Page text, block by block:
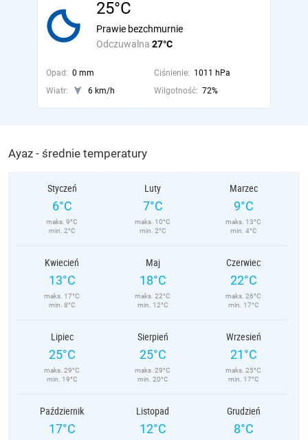
25°C
Odczuwalna 27°C
Prawie bezchmurnie
Opad: 0 mm Ciśnienie: 1011 hPa
Wiatr:
6 km/h Wilgotność: 72%
Ayaz - średnie temperatury
Styczeń
6°C
maks. 9°C
min. 2°C
Luty
7°C
maks. 10°C
min. 2°C
Marzec
9°C
maks. 13°C
min. 4°C
Kwiecień
13°C
maks. 17°C
min. 8°C
Maj
18°C
maks. 22°C
min. 12°C
Czerwiec
22°C
maks. 26°C
min. 17°C
Lipiec
25°C
maks. 29°C
min. 19°C
Sierpień
25°C
maks. 29°C
min. 20°C
Wrzesień
21°C
maks. 25°C
min. 17°C
Październik
17°C
Listopad
12°C
Grudzień
8°C